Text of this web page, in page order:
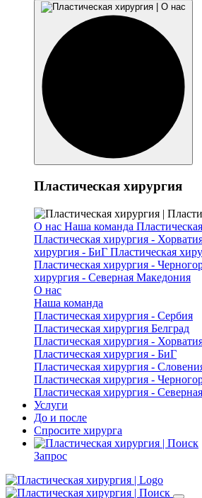
Пластическая хирургия
О нас Наша команда
Пластическая хирургия -
хирургия - БиГ Пластическая
Пластическая хирургия -
хирургия - Северная Македония
О нас
Наша команда
Пластическая хирургия - Сербия
Пластическая хирургия Белград
Пластическая хирургия -
Пластическая хирургия - БиГ
Пластическая хирургия -
Пластическая хирургия -
Пластическая хирургия -
Услуги
До и после
Спросите хирурга
Запрос